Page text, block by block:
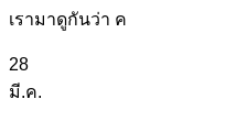
เรามาดูกันว่า ค
28
มี.ค.